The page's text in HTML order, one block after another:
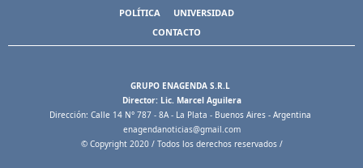
POLÍTICA
UNIVERSIDAD
CONTACTO
GRUPO ENAGENDA S.R.L
Director: Lic. Marcel Aguilera
Dirección: Calle 14 N° 787 - 8A - La Plata - Buenos Aires - Argentina
enagendanoticias@gmail.com
© Copyright 2020 / Todos los derechos reservados /